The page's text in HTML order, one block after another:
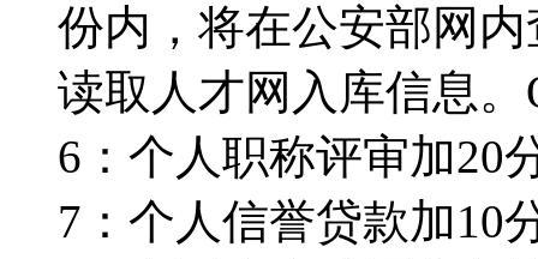
份内，将在公安部网
读取人才网入库信息。
6：个人职称评审加20
7：个人信誉贷款加10